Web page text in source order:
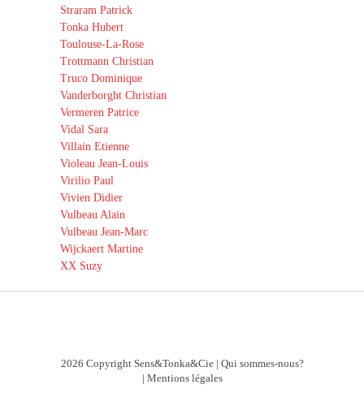
Straram Patrick
Tonka Hubert
Toulouse-La-Rose
Trottmann Christian
Truco Dominique
Vanderborght Christian
Vermeren Patrice
Vidal Sara
Villain Etienne
Violeau Jean-Louis
Virilio Paul
Vivien Didier
Vulbeau Alain
Vulbeau Jean-Marc
Wijckaert Martine
XX Suzy
2026 Copyright Sens&Tonka&Cie | Qui sommes-nous?
| Mentions légales